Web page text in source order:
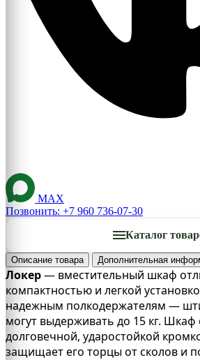
MAX
Позвонить: +7 960 736-07-30
Каталог
Описание товара Дополнительная
Локер— вместительный шкаф
компактностью и легкой
надежным полкодержателям —
могут выдерживать до 15 кг.
долговечной, ударостойкой
защищает его торцы от сколов и